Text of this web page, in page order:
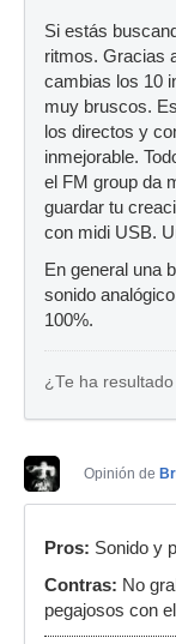
Si estás
ritmos. Gracias
cambias los 10
muy bruscos.
los directos y
inmejorable.
el FM group da
guardar tu
con midi USB.
En general una
sonido
100%.
¿Te ha
Opinión de
Pros: Sonido y
Contras: No
pegajosos con